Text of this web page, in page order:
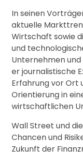
In seinen
aktuelle
Wirtschaft sowie
und
Unternehmen
er journalistische
Erfahrung vor Ort
Orientierung in
wirtschaftlichen
Wall Street und
Chancen und
Zukunft der